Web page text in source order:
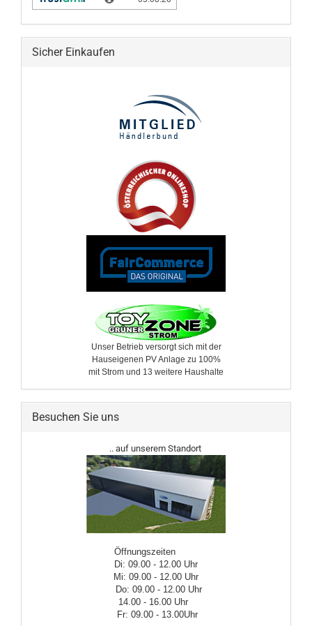
Sicher Einkaufen
Unser Betrieb versorgt sich mit der
Hauseigenen PV Anlage zu 100%
mit Strom und 13 weitere ​Haushalte
Besuchen Sie uns
.. auf unserem Standort
Öffnungszeiten
Di: 09.00 - 12.00 Uhr
Mi: 09.00 - 12.00 Uhr
Do: 09.00 - 12.00 Uhr
14.00 - 16.00 Uhr
Fr: 09.00 - 13.00Uhr